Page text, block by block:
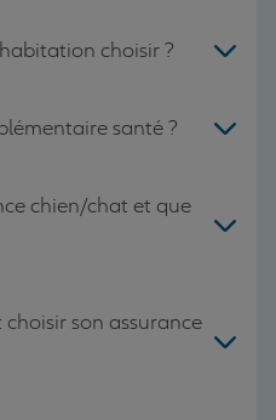
choisir ?
santé ?
chien/chat et que
son assurance